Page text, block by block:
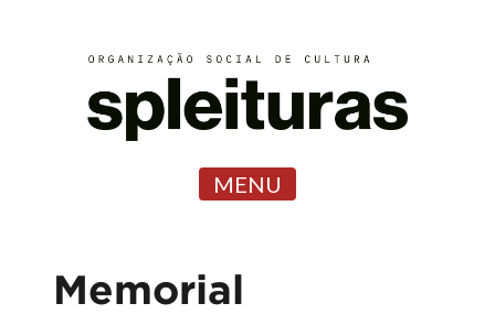
MENU
Memorial